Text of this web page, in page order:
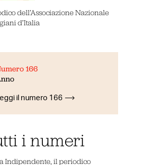
dell’Associazione Nazionale
d’Italia
166
il numero 166
i numeri
Indipendente, il periodico